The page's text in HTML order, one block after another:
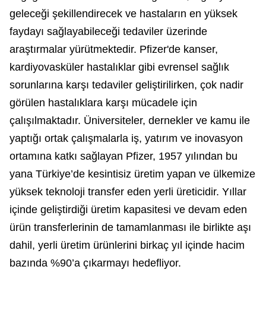
geleceği şekillendirecek ve hastaların en yüksek
faydayı sağlayabileceği tedaviler üzerinde
araştırmalar yürütmektedir. Pfizer'de kanser,
kardiyovasküler hastalıklar gibi evrensel sağlık
sorunlarına karşı tedaviler geliştirilirken, çok nadir
görülen hastalıklara karşı mücadele için
çalışılmaktadır. Üniversiteler, dernekler ve kamu ile
yaptığı ortak çalışmalarla iş, yatırım ve inovasyon
ortamına katkı sağlayan Pfizer, 1957 yılından bu
yana Türkiye’de kesintisiz üretim yapan ve ülkemize
yüksek teknoloji transfer eden yerli üreticidir. Yıllar
içinde geliştirdiği üretim kapasitesi ve devam eden
ürün transferlerinin de tamamlanması ile birlikte aşı
dahil, yerli üretim ürünlerini birkaç yıl içinde hacim
bazında %90’a çıkarmayı hedefliyor.